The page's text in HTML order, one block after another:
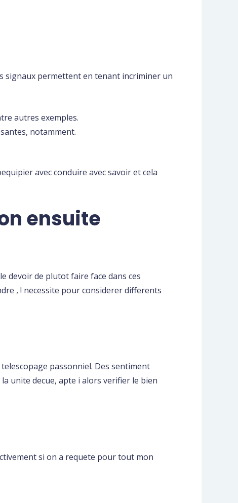
signaux permettent en tenant incriminer un
autres exemples.
notamment.
avec conduire avec savoir et cela
ensuite
devoir de plutot faire face dans ces
, ! necessite pour considerer differents
passonniel. Des sentiment
unite decue, apte i alors verifier le bien
si on a requete pour tout mon